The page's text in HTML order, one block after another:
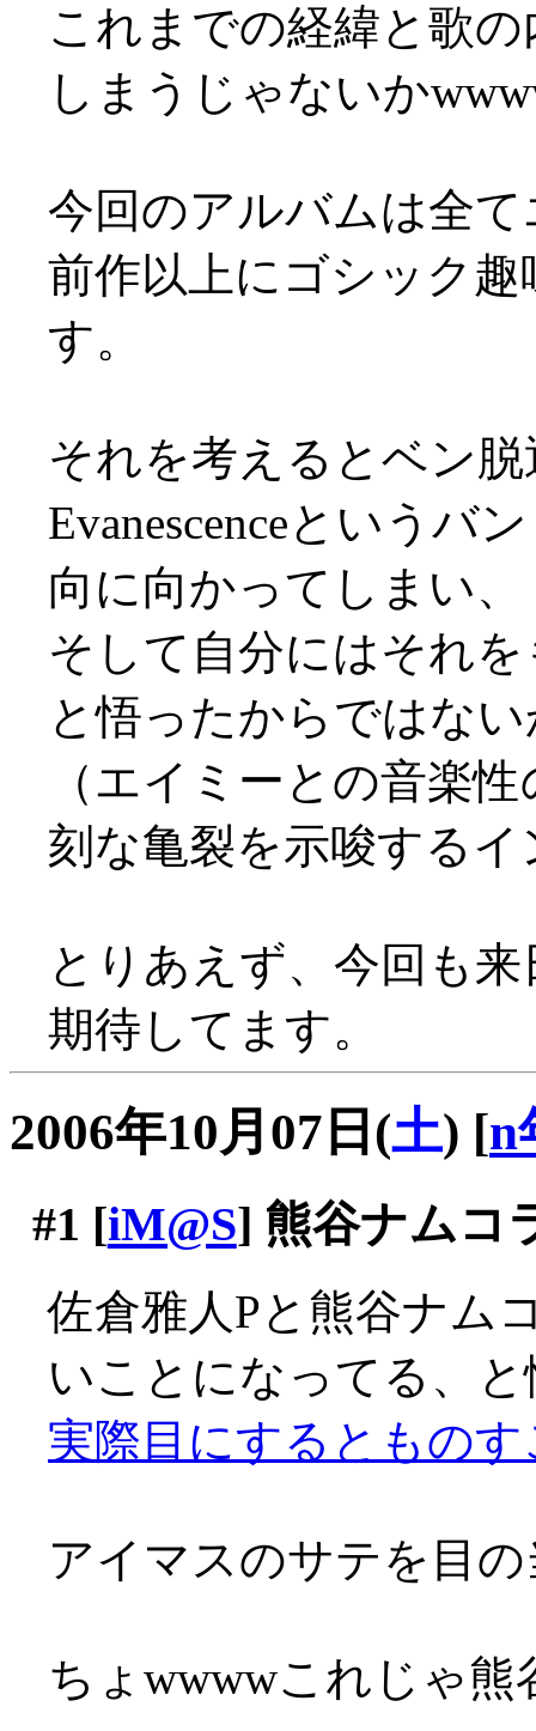
これまでの経緯と歌
しまうじゃないか
今回のアルバムは全
前作以上にゴシック
す。
それを考えるとベン
Evanescenceというバ
向に向かってしまい、
そして自分にはそれ
と悟ったからではな
（エイミーとの音楽
刻な亀裂を示唆する
とりあえず、今回も
期待してます。
2006年10月07日(土) [n
#1 [iM@S] 熊谷ナムコ
佐倉雅人Pと熊谷ナム
いことになってる、
実際目にするともの
アイマスのサテを目
ちょwwwwこれじゃ